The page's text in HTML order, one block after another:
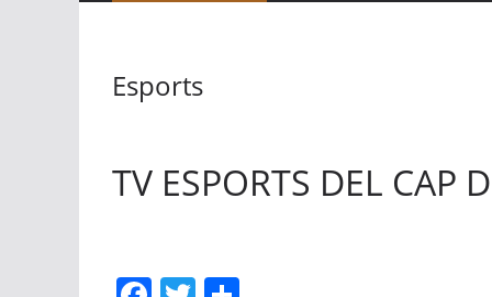
Esports
TV ESPORTS DEL CAP